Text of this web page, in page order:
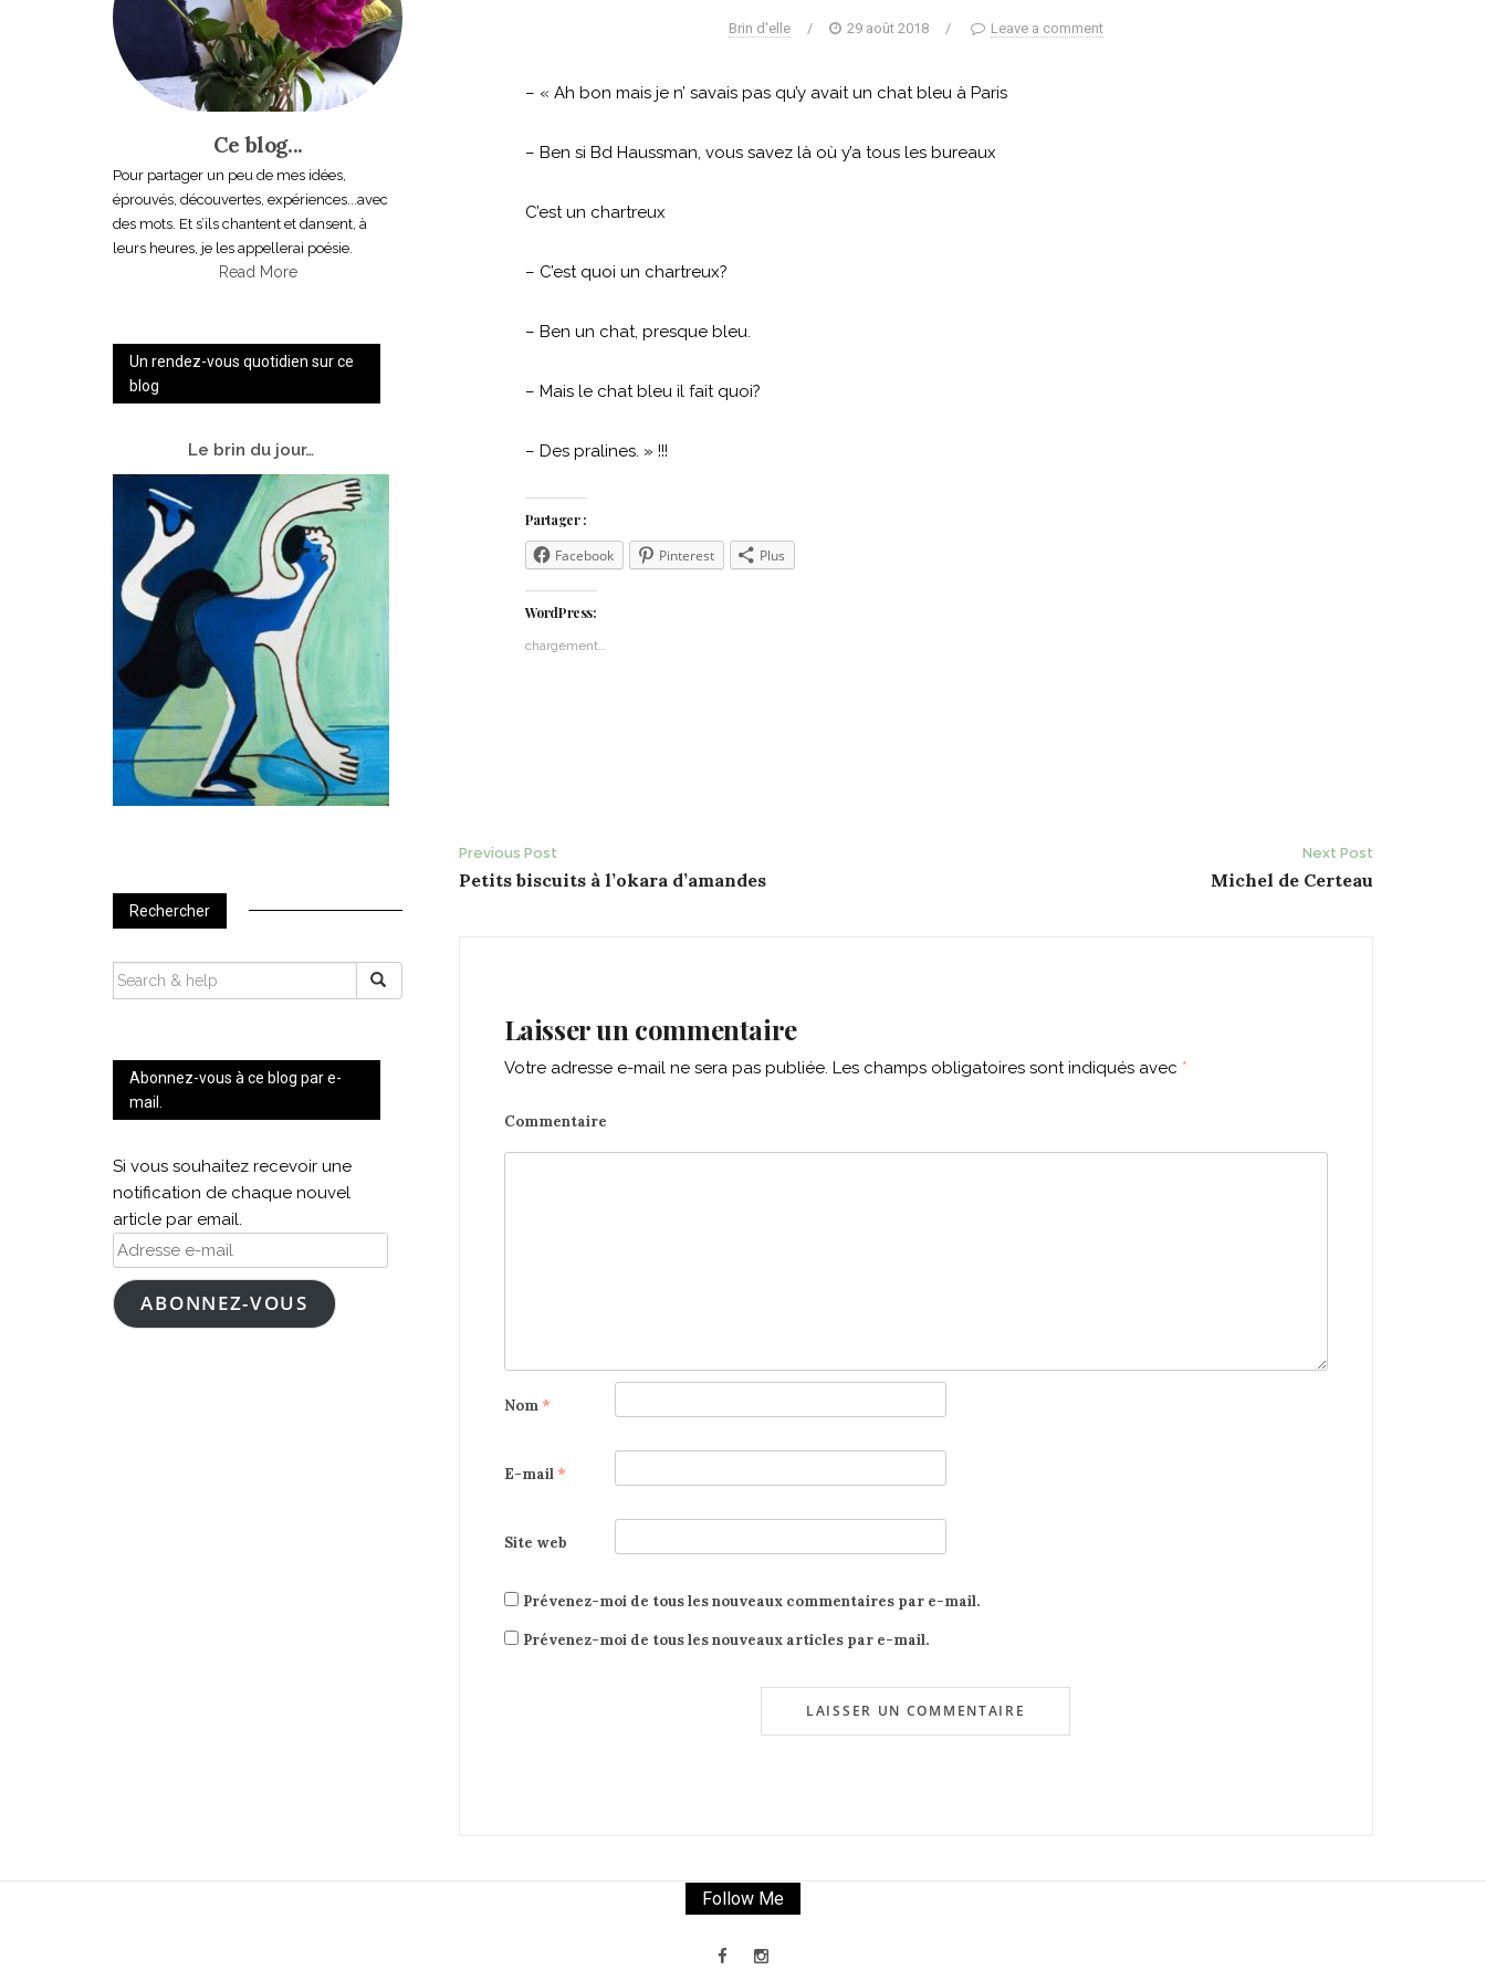
Brin d'elle / 29 août 2018 / Leave a comment
– « Ah bon mais je n’ savais pas qu’y avait un chat bleu à Paris
– Ben si Bd Haussman, vous savez là où y’a tous les bureaux
C’est un chartreux
– C’est quoi un chartreux?
– Ben un chat, presque bleu.
– Mais le chat bleu il fait quoi?
– Des pralines. » !!!
Partager :
Facebook Pinterest Plus
WordPress:
chargement…
Post
Previous Post
Petits biscuits à l’okara d’amandes
Next Post
Michel de Certeau
Laisser un commentaire
Votre adresse e-mail ne sera pas publiée. Les champs obligatoires sont indiqués avec *
Commentaire
Nom *
E-mail *
Site web
Prévenez-moi de tous les nouveaux commentaires par e-mail.
Prévenez-moi de tous les nouveaux articles par e-mail.
Ce blog...
Pour partager un peu de mes idées,
éprouvés, découvertes, expériences...avec
des mots. Et s’ils chantent et dansent, à
leurs heures, je les appellerai poésie.
Read More
Un rendez-vous quotidien sur ce
blog
Le brin du jour…
Rechercher
SEARCH
FOR:
Abonnez-vous à ce blog par e-
mail.
Si vous souhaitez recevoir une
notification de chaque nouvel
article par email.
Adresse
e-
mailABONNEZ-VOUS
Follow Me